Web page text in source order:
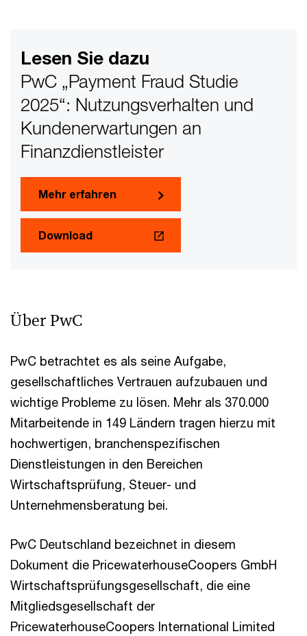
Lesen Sie dazu
PwC „Payment Fraud Studie
2025“: Nutzungsverhalten und
Kundenerwartungen an
Finanzdienstleister
Mehr erfahren
Download
Über PwC
PwC betrachtet es als seine Aufgabe,
gesellschaftliches Vertrauen aufzubauen und
wichtige Probleme zu lösen. Mehr als 370.000
Mitarbeitende in 149 Ländern tragen hierzu mit
hochwertigen, branchenspezifischen
Dienstleistungen in den Bereichen
Wirtschaftsprüfung, Steuer- und
Unternehmensberatung bei.
PwC Deutschland bezeichnet in diesem
Dokument die PricewaterhouseCoopers GmbH
Wirtschaftsprüfungsgesellschaft, die eine
Mitgliedsgesellschaft der
PricewaterhouseCoopers International Limited